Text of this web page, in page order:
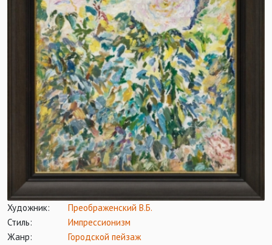
Художник:
Преображенский В.Б.
Стиль:
Импрессионизм
Жанр:
Городской пейзаж